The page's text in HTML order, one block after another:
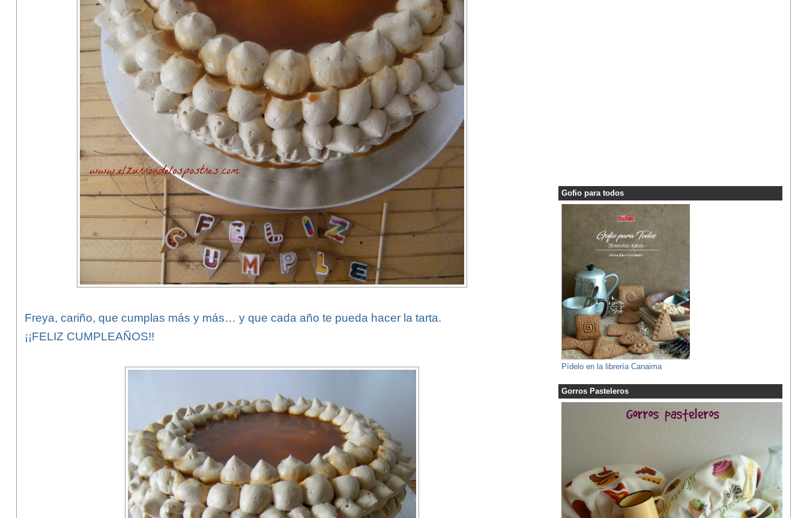
Freya, cariño, que cumplas más y más… y que cada año te pueda hacer la tarta.
¡¡FELIZ CUMPLEAÑOS!!
Gofio para todos
Pídelo en la librería Canaima
Gorros Pasteleros